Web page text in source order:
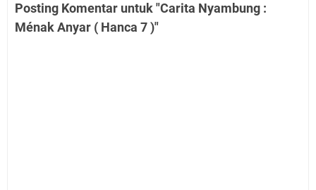
Posting Komentar untuk "Carita Nyambung :
Ménak Anyar ( Hanca 7 )"